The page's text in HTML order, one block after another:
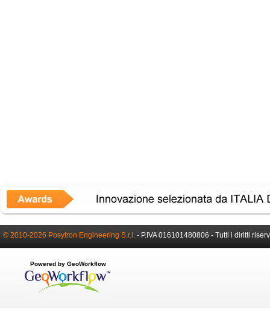
© 2010-2026 Posytron Engineering S.r.l. - P.IVA 016101480806 - Tutti i diritti
Powered by GeoWorkflow